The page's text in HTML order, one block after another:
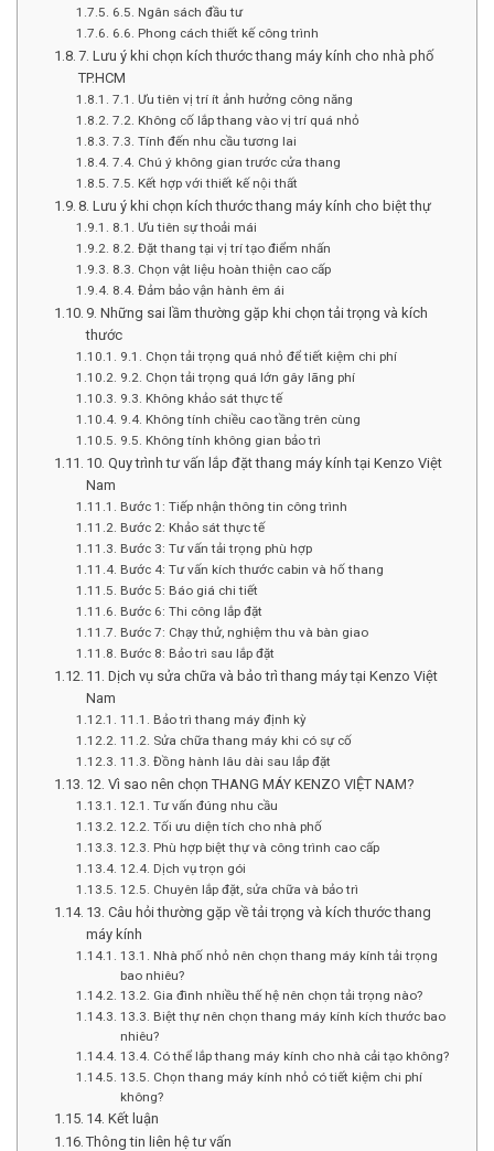
6.5. Ngân sách đầu tư
6.6. Phong cách thiết kế công trình
7. Lưu ý khi chọn kích thước thang máy kính cho nhà phố
TP.HCM
7.1. Ưu tiên vị trí ít ảnh hưởng công năng
7.2. Không cố lắp thang vào vị trí quá nhỏ
7.3. Tính đến nhu cầu tương lai
7.4. Chú ý không gian trước cửa thang
7.5. Kết hợp với thiết kế nội thất
8. Lưu ý khi chọn kích thước thang máy kính cho biệt thự
8.1. Ưu tiên sự thoải mái
8.2. Đặt thang tại vị trí tạo điểm nhấn
8.3. Chọn vật liệu hoàn thiện cao cấp
8.4. Đảm bảo vận hành êm ái
9. Những sai lầm thường gặp khi chọn tải trọng và kích
thước
9.1. Chọn tải trọng quá nhỏ để tiết kiệm chi phí
9.2. Chọn tải trọng quá lớn gây lãng phí
9.3. Không khảo sát thực tế
9.4. Không tính chiều cao tầng trên cùng
9.5. Không tính không gian bảo trì
10. Quy trình tư vấn lắp đặt thang máy kính tại Kenzo Việt
Nam
Bước 1: Tiếp nhận thông tin công trình
Bước 2: Khảo sát thực tế
Bước 3: Tư vấn tải trọng phù hợp
Bước 4: Tư vấn kích thước cabin và hố thang
Bước 5: Báo giá chi tiết
Bước 6: Thi công lắp đặt
Bước 7: Chạy thử, nghiệm thu và bàn giao
Bước 8: Bảo trì sau lắp đặt
11. Dịch vụ sửa chữa và bảo trì thang máy tại Kenzo Việt
Nam
11.1. Bảo trì thang máy định kỳ
11.2. Sửa chữa thang máy khi có sự cố
11.3. Đồng hành lâu dài sau lắp đặt
12. Vì sao nên chọn THANG MÁY KENZO VIỆT NAM?
12.1. Tư vấn đúng nhu cầu
12.2. Tối ưu diện tích cho nhà phố
12.3. Phù hợp biệt thự và công trình cao cấp
12.4. Dịch vụ trọn gói
12.5. Chuyên lắp đặt, sửa chữa và bảo trì
13. Câu hỏi thường gặp về tải trọng và kích thước thang
máy kính
13.1. Nhà phố nhỏ nên chọn thang máy kính tải trọng
bao nhiêu?
13.2. Gia đình nhiều thế hệ nên chọn tải trọng nào?
13.3. Biệt thự nên chọn thang máy kính kích thước bao
nhiêu?
13.4. Có thể lắp thang máy kính cho nhà cải tạo không?
13.5. Chọn thang máy kính nhỏ có tiết kiệm chi phí
không?
14. Kết luận
Thông tin liên hệ tư vấn